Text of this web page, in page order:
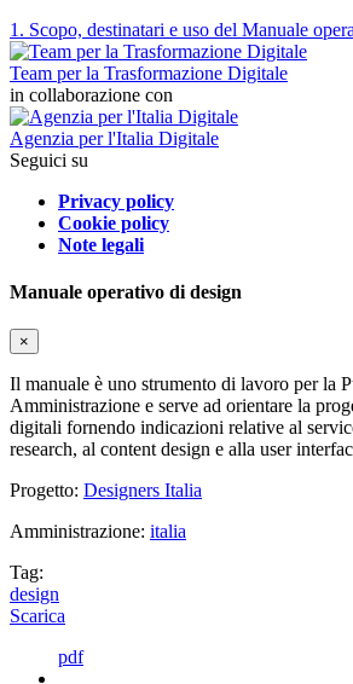
1. Scopo, destinatari e uso del Manuale
Team per la Trasformazione Digitale
in collaborazione con
Agenzia per l'Italia Digitale
Seguici su
Privacy policy
Cookie policy
Note legali
Manuale operativo di design
×
Il manuale è uno strumento di lavoro per la
Amministrazione e serve ad orientare la
digitali fornendo indicazioni relative al
research, al content design e alla user
Progetto: Designers Italia
Amministrazione: italia
Tag:
design
Scarica
pdf